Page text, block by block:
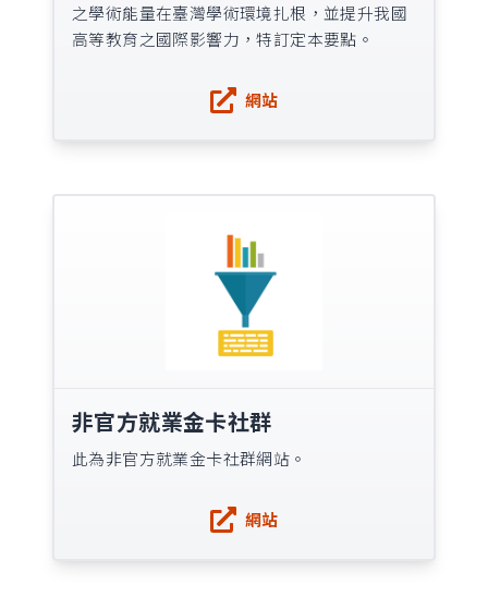
之學術能量在臺灣學術環境扎根，並提升我國
高等教育之國際影響力，特訂定本要點。
網站
非官方就業金卡社群
此為非官方就業金卡社群網站。
網站